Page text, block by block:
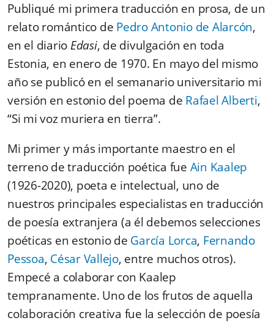
Publiqué mi primera traducción en prosa, de un
relato romántico de Pedro Antonio de Alarcón,
en el diario Edasi, de divulgación en toda
Estonia, en enero de 1970. En mayo del mismo
año se publicó en el semanario universitario mi
versión en estonio del poema de Rafael Alberti,
“Si mi voz muriera en tierra”.
Mi primer y más importante maestro en el
terreno de traducción poética fue Ain Kaalep
(1926-2020), poeta e intelectual, uno de
nuestros principales especialistas en traducción
de poesía extranjera (a él debemos selecciones
poéticas en estonio de García Lorca, Fernando
Pessoa, César Vallejo, entre muchos otros).
Empecé a colaborar con Kaalep
tempranamente. Uno de los frutos de aquella
colaboración creativa fue la selección de poesía